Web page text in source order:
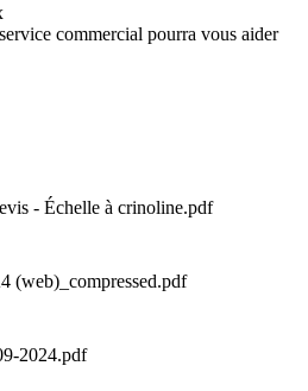
commercial pourra vous aider
- Échelle à crinoline.pdf
(web)_compressed.pdf
2024.pdf